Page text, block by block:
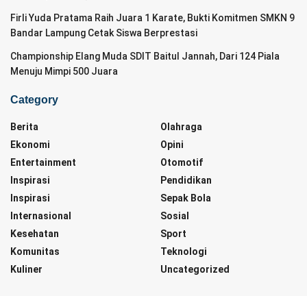
Firli Yuda Pratama Raih Juara 1 Karate, Bukti Komitmen SMKN 9
Bandar Lampung Cetak Siswa Berprestasi
Championship Elang Muda SDIT Baitul Jannah, Dari 124 Piala
Menuju Mimpi 500 Juara
Category
Berita
Ekonomi
Entertainment
Inspirasi
Inspirasi
Internasional
Kesehatan
Komunitas
Kuliner
Olahraga
Opini
Otomotif
Pendidikan
Sepak Bola
Sosial
Sport
Teknologi
Uncategorized